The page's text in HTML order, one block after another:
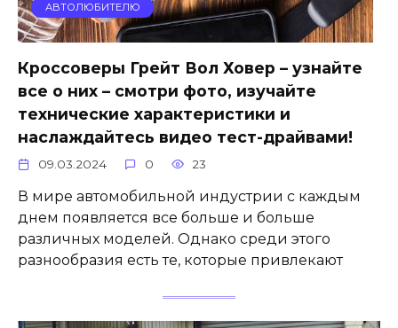
АВТОЛЮБИТЕЛЮ
Кроссоверы Грейт Вол Ховер – узнайте
все о них – смотри фото, изучайте
технические характеристики и
наслаждайтесь видео тест-драйвами!
09.03.2024 0 23
В мире автомобильной индустрии с каждым
днем появляется все больше и больше
различных моделей. Однако среди этого
разнообразия есть те, которые привлекают